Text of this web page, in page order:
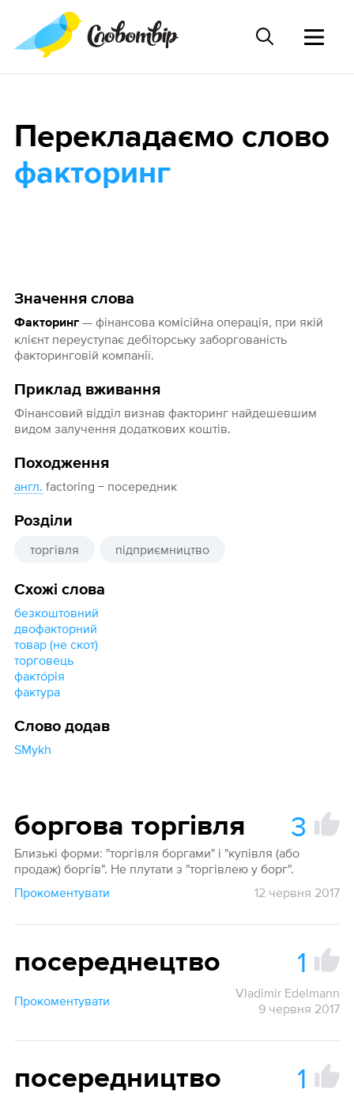
Значення слова
Факторинг— фінансова комісійна операція, при якій
клієнт переуступає дебіторську заборгованість
факторинговій компанії.
Приклад вживання
Фінансовий відділ визнав факторинг найдешевшим
видом залучення додаткових коштів.
Походження
англ. factoring − посередник
Розділи
торгівля підприємництво
Схожі слова
безкоштовний
двофакторний
товар (не скот)
торговець
факто́рія
фактура
Слово додав
SMykh
Перекладаємо слово
факторинг
боргова торгівля 3
Близькі форми: "торгівля боргами" і "купівля (або
продаж) боргів". Не плутати з "торгівлею у борг".
Прокоментувати
12 червня 2017
посереднецтво 1
Прокоментувати
Vladimir Edelmann
9 червня 2017
посередництво 1